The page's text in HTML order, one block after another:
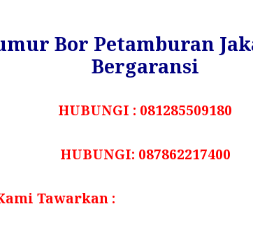
Bor Petamburan
Bergaransi
HUBUNGI : 081285509180
HUBUNGI: 087862217400
Tawarkan :